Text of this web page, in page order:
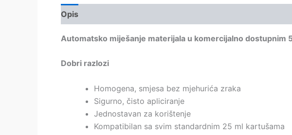
Opis
Automatsko miješanje materijala u komercijalno dostupnim
Dobri razlozi
Homogena, smjesa bez mjehurića zraka
Sigurno, čisto apliciranje
Jednostavan za korištenje
Kompatibilan sa svim standardnim 25 ml kartušama